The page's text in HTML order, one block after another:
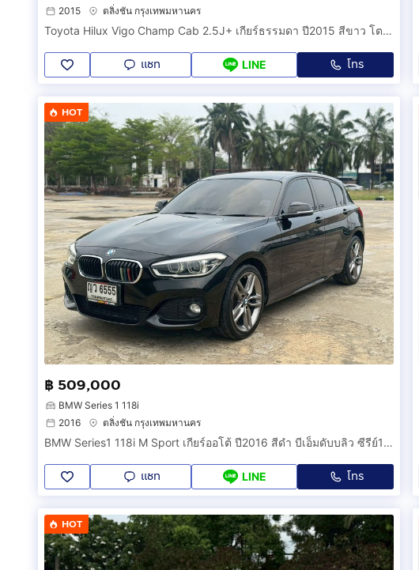
2015
ตลิ่งชัน กรุงเทพมหานคร
Toyota Hilux Vigo Champ Cab 2.5J+ เกียร์ธรรมดา ปี2015 สีขาว โตโยต้า ไฮลักษ์ วีโก้ แชมป์ แคป กระบะ รถสวยสภาพนางฟ้า
แชท LINE โทร
HOT
฿ 509,000
BMW Series 1 118i
2016
ตลิ่งชัน กรุงเทพมหานคร
BMW Series1 118i M Sport เกียร์ออโต้ ปี2016 สีดำ บีเอ็มดับบลิว ซีรีย์1 รถเก๋ง สวยสภาพนางฟ้า
แชท LINE โทร
HOT